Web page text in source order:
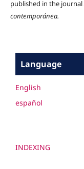
published in the journal
contemporánea.
Language
English
español
INDEXING